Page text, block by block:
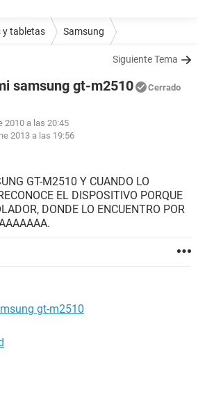
y tabletas Samsung
Siguiente Tema
samsung gt-m2510 Cerrado
2010 a las 20:45
2013 a las 19:56
GT-M2510 Y CUANDO LO
EL DISPOSITIVO PORQUE
DONDE LO ENCUENTRO POR
gt-m2510